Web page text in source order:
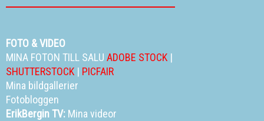
FOTO & VIDEO
MINA FOTON TILL SALU ADOBE STOCK |
SHUTTERSTOCK | PICFAIR
Mina bildgallerier
Fotobloggen
ErikBergin TV: Mina videor